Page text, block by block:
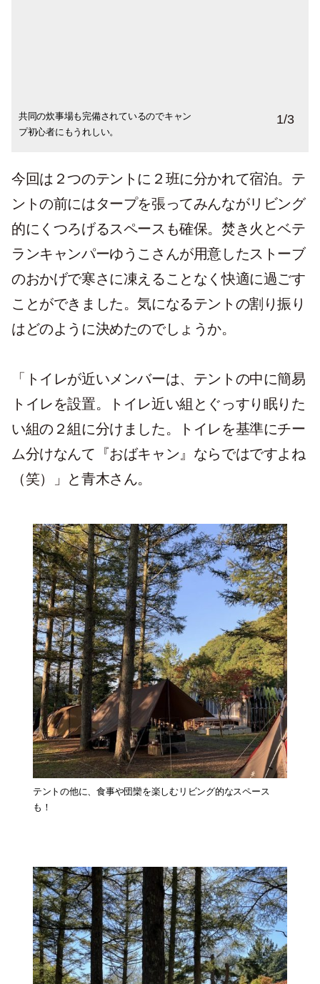
共同の炊事場も完備されているのでキャン
プ初心者にもうれしい。
キャンプ場とは思えないほどきれいな共同
トイレ。
湖のほとりという絶好のロケーション。こ
の日は天気にも恵まれました
1/3
今回は２つのテントに２班に分かれて宿泊。テ
ントの前にはタープを張ってみんながリビング
的にくつろげるスペースも確保。焚き火とベテ
ランキャンパーゆうこさんが用意したストーブ
のおかげで寒さに凍えることなく快適に過ごす
ことができました。気になるテントの割り振り
はどのように決めたのでしょうか。
「トイレが近いメンバーは、テントの中に簡易
トイレを設置。トイレ近い組とぐっすり眠りた
い組の２組に分けました。トイレを基準にチー
ム分けなんて『おばキャン』ならではですよね
（笑）」と青木さん。
テントの他に、食事や団欒を楽しむリビング的なスペース
も！